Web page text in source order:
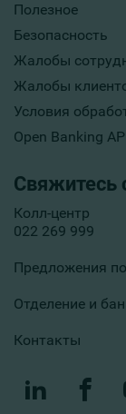
Полезное
Безопасность
Жалобы
Жалобы
Условия
Open Banking
Свяжитесь
Колл-центр
022 269 999
Предложения
Отделение и
Контакты